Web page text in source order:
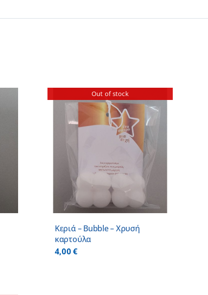
Out of stock
Κεριά – Bubble – Χρυσή
καρτούλα
4,00€